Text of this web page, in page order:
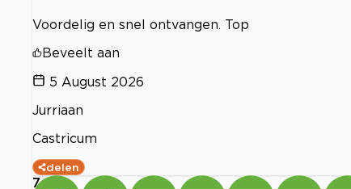
Voordelig en snel ontvangen. Top
Beveelt aan
5 August 2026
Jurriaan
Castricum
delen
7